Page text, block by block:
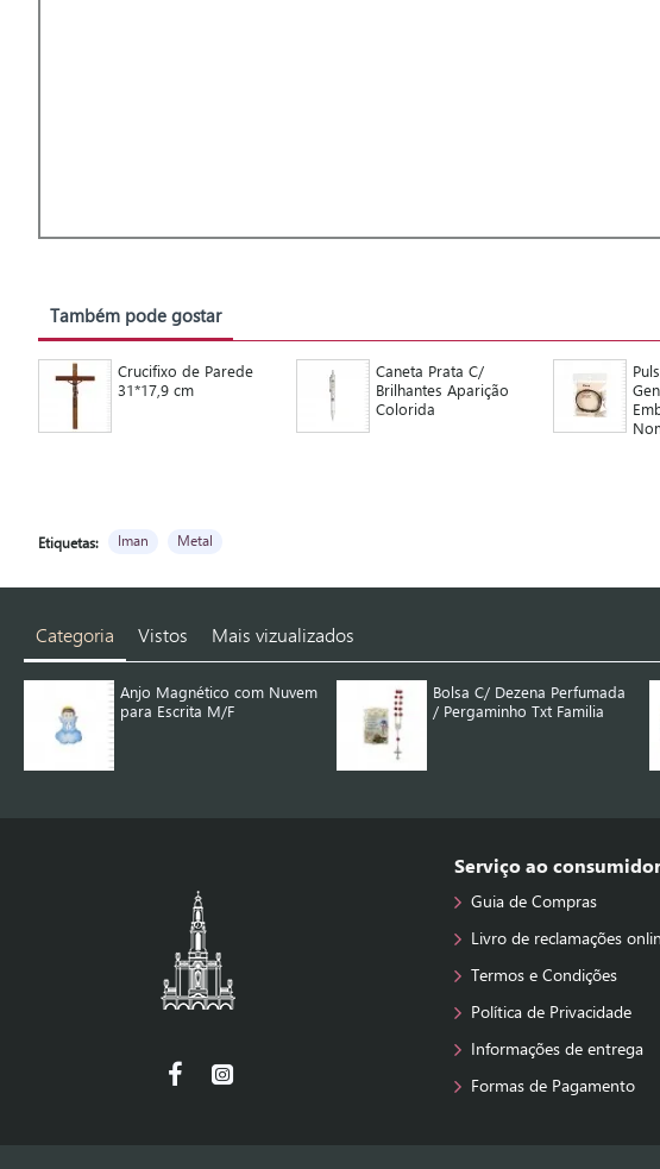
Também pode gostar
Crucifixo de Parede
31*17,9 cm
Caneta Prata C/
Brilhantes Aparição
Colorida
Etiquetas: Iman Metal
Categoria Vistos Mais vizualizados
Anjo Magnético com Nuvem
para Escrita M/F
Bolsa C/ Dezena Perfumada
/ Pergaminho Txt Familia
Serviço ao consumidor
Guia de Compras
Livro de reclamações
Termos e Condições
Política de Privacidade
Informações de entrega
Formas de Pagamento